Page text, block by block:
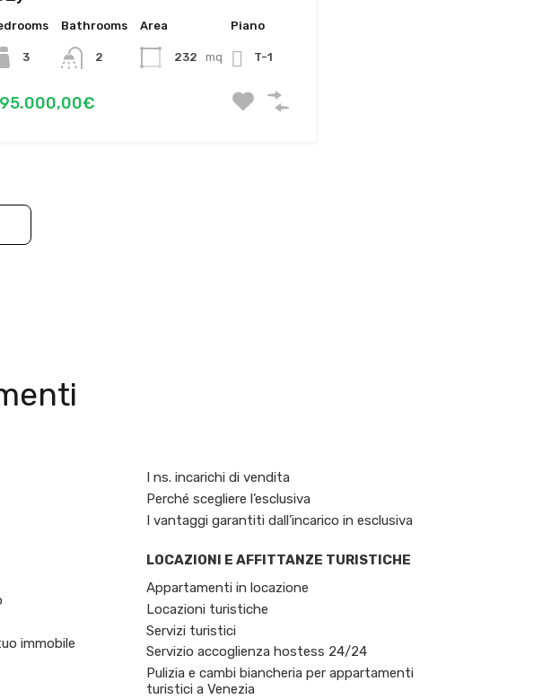
3
Bathrooms
2
Area
232 mq
Piano
T-1
immobile
I ns. incarichi di vendita
Perché scegliere l’esclusiva
I vantaggi garantiti dall’incarico in esclusiva
LOCAZIONI E AFFITTANZE TURISTICHE
Appartamenti in locazione
Locazioni turistiche
Servizi turistici
Servizio accoglienza hostess 24/24
Pulizia e cambi biancheria per appartamenti
turistici a Venezia